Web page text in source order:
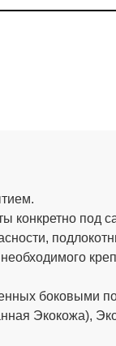
под
боковыми
Экокожа),